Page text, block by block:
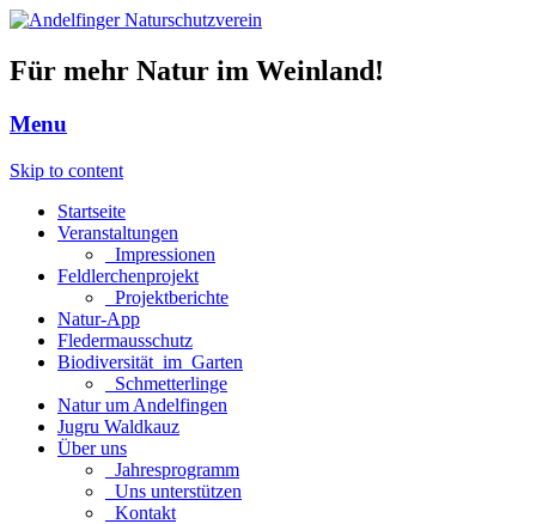
Für mehr Natur im Weinland!
Menu
Skip to content
Startseite
Veranstaltungen
_Impressionen
Feldlerchenprojekt
_Projektberichte
Natur-App
Fledermausschutz
Biodiversität_im_Garten
_Schmetterlinge
Natur um Andelfingen
Jugru Waldkauz
Über uns
_Jahresprogramm
_Uns unterstützen
_Kontakt